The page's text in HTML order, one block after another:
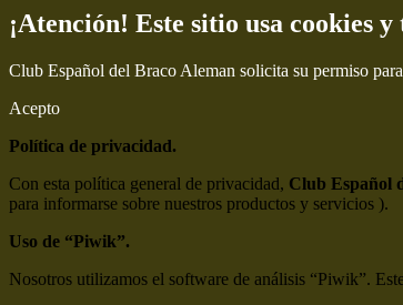
¡Atención! Este sitio usa cookies
Club Español del Braco Aleman solicita su permiso
Acepto
Política de privacidad.
Con esta política general de privacidad, Club Español
para informarse sobre nuestros productos y servicios ).
Uso de “Piwik”.
Nosotros utilizamos el software de análisis “Piwik”.